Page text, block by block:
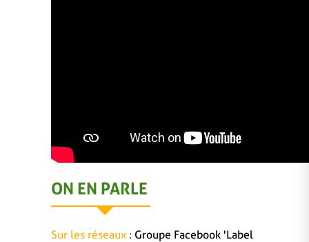
ON EN PARLE
Sur les réseaux : Groupe Facebook 'Label